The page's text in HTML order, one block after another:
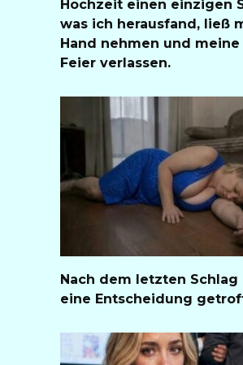
Hochzeit einen einzigen
was ich herausfand, ließ
Hand nehmen und
Feier verlassen.
Nach dem letzten Schlag
eine Entscheidung